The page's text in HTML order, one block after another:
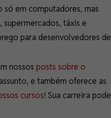
só em computadores, mas
táxis e
para desenvolvedores de
nossos posts sobre o
e também oferece as
cursos! Sua carreira pode